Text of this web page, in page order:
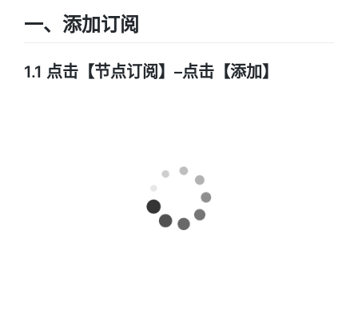
一、添加订阅
1.1 点击【节点订阅】–点击【添加】